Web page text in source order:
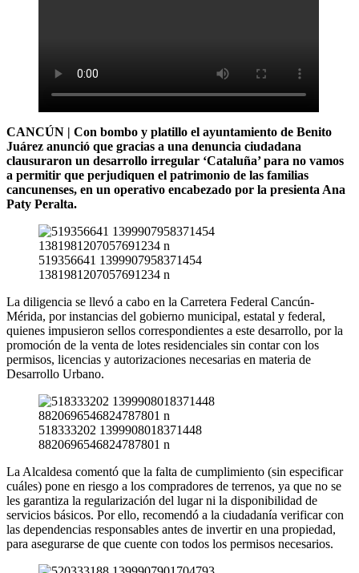
CANCÚN | Con bombo y platillo el ayuntamiento de Benito
Juárez anunció que gracias a una denuncia ciudadana
clausuraron un desarrollo irregular ‘Cataluña’ para no vamos
a permitir que perjudiquen el patrimonio de las familias
cancunenses, en un operativo encabezado por la presienta Ana
Paty Peralta.
519356641 1399907958371454
1381981207057691234 n
La diligencia se llevó a cabo en la Carretera Federal Cancún-
Mérida, por instancias del gobierno municipal, estatal y federal,
quienes impusieron sellos correspondientes a este desarrollo, por la
promoción de la venta de lotes residenciales sin contar con los
permisos, licencias y autorizaciones necesarias en materia de
Desarrollo Urbano.
518333202 1399908018371448
8820696546824787801 n
La Alcaldesa comentó que la falta de cumplimiento (sin especificar
cuáles) pone en riesgo a los compradores de terrenos, ya que no se
les garantiza la regularización del lugar ni la disponibilidad de
servicios básicos. Por ello, recomendó a la ciudadanía verificar con
las dependencias responsables antes de invertir en una propiedad,
para asegurarse de que cuente con todos los permisos necesarios.